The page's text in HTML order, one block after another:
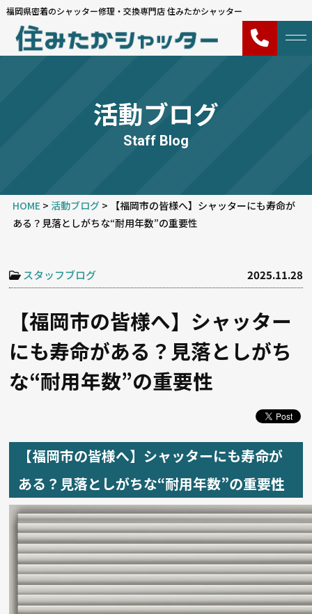
福岡県密着のシャッター修理・交換専門店 住みたかシャッター
活動ブログ
Staff Blog
HOME> 活動ブログ>
【福岡市の皆様へ】シャッターにも寿命が
ある？見落としがちな“耐用年数”の重要性
2025.11.28
スタッフブログ
【福岡市の皆様へ】シャッター
にも寿命がある？見落としがち
な“耐用年数”の重要性
【福岡市の皆様へ】シャッターにも寿命が
ある？見落としがちな“耐用年数”の重要性